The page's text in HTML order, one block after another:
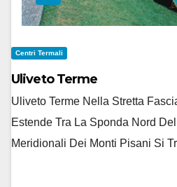
Centri Termali
Uliveto Terme
Uliveto Terme Nella Stretta
Estende Tra La Sponda Nord
Meridionali Dei Monti Pisani Si